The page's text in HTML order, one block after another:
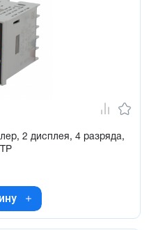
2 дисплея, 4 разряда,